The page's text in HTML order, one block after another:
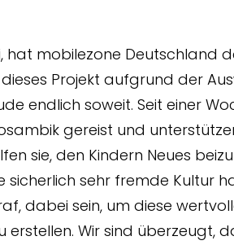
hat mobilezone Deutschland
Projekt aufgrund der
endlich soweit. Seit einer
gereist und
sie, den Kindern Neues
sicherlich sehr fremde Kultur
dabei sein, um diese
erstellen. Wir sind überzeugt,